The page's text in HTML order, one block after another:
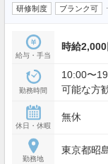
研修制度
ブランク可
給与・手当
時給
勤務時間
10:00〜
可能な方
休日・休暇
無休
勤務地
東京都昭